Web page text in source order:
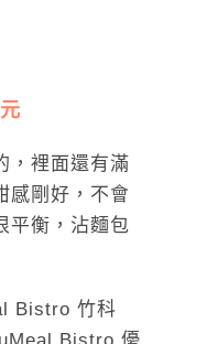
，裡面還有滿
感剛好，不會
平衡，沾麵包